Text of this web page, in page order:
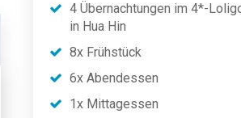
4 Übernachtungen im 4*-
in Hua Hin
8x Frühstück
6x Abendessen
1x Mittagessen